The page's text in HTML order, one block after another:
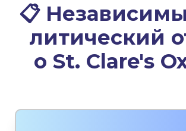
📋
литический
о St. Clare's